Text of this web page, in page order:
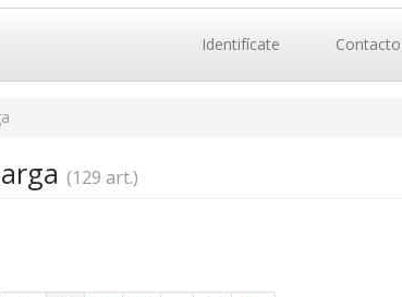
Identifícate Contacto
(129 art.)